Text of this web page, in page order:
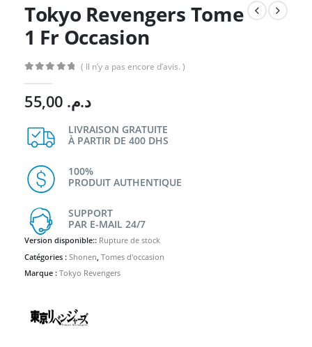
Tokyo Revengers Tome
1 Fr Occasion
( Il n’y a pas encore d’avis. )
د.م.
LIVRAISON GRATUITE
À PARTIR DE 400 DHS
100%
PRODUIT AUTHENTIQUE
SUPPORT
PAR E-MAIL 24/7
Version disponible:: Rupture de stock
Catégories : Shonen Tomes d'occasion
Marque : Tokyo Revengers